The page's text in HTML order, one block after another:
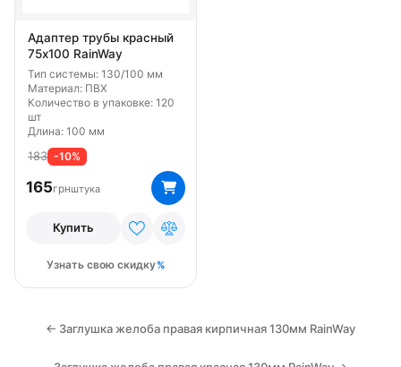
Адаптер трубы красный
75х100 RainWay
Тип системы: 130/100 мм
Материал: ПВХ
Количество в упаковке: 120
шт
Длина: 100 мм
183 -10%
165грнштука
Купить
Узнать свою скидку
← Заглушка желоба правая кирпичная 130мм RainWay